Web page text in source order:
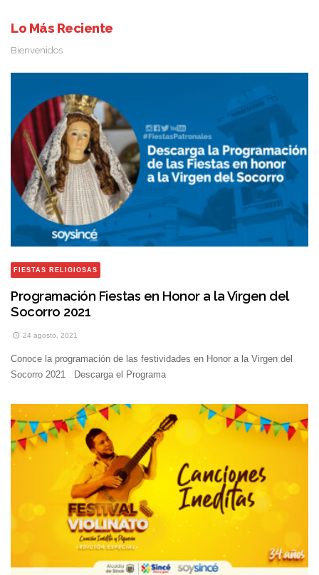
Lo Más Reciente
Bienvenidos
FIESTAS RELIGIOSAS
Programación Fiestas en Honor a la Virgen del
Socorro 2021
24 agosto, 2021
Conoce la programación de las festividades en Honor a la Virgen del
Socorro 2021 Descarga el Programa